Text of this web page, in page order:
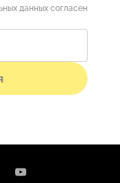
данных согласен